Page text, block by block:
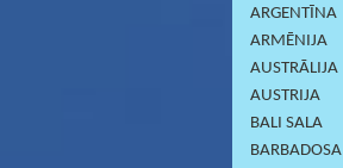
ARGENTĪNA
ARMĒNIJA
AUSTRĀLIJA
AUSTRIJA
BALI SALA
BARBADOSA